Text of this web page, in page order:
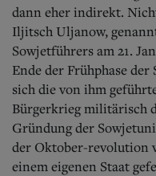
dann eher indirekt.
Iljitsch Uljanow,
Sowjetführers am 21.
Ende der Frühphase
sich die von ihm
Bürgerkrieg militärisch
Gründung der
der Oktober-revolution
einem eigenen Staat